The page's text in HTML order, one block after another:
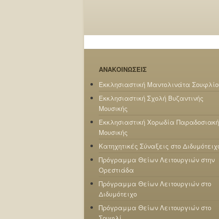
ΑΝΑΚΟΙΝΩΣΕΙΣ
Εκκλησιαστική Μαντολινάτα
Εκκλησιαστική Σχολή Βυζαντινής
Μουσικής
Εκκλησιαστική Χορωδία
Μουσικής
Κατηχητικές Σύναξεις στο
Πρόγραμμα Θείων Λειτουργιών στην
Ορεστιάδα
Πρόγραμμα Θείων Λειτουργιών στο
Διδυμότειχο
Πρόγραμμα Θείων Λειτουργιών στο